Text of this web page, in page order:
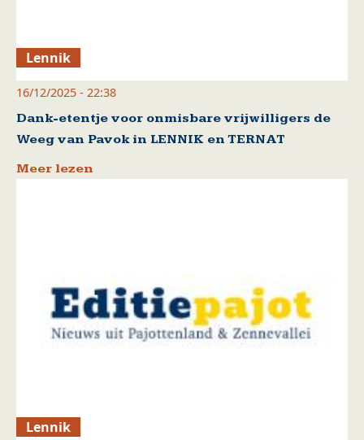
Lennik
16/12/2025 - 22:38
Dank-etentje voor onmisbare vrijwilligers de
Weeg van Pavok in LENNIK en TERNAT
Meer lezen
Lennik